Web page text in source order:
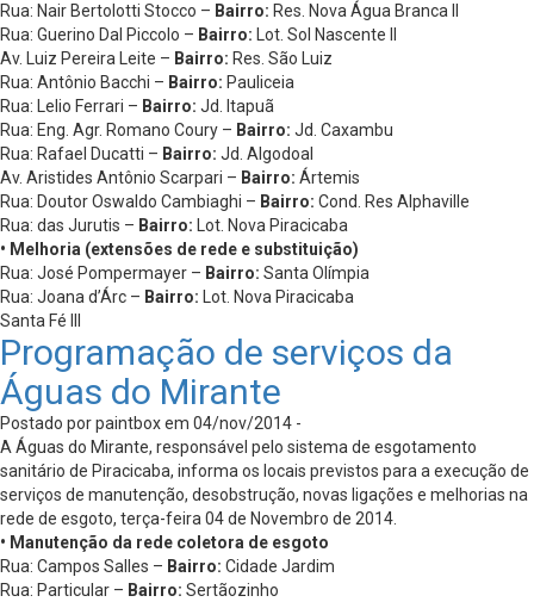
Rua: Nair Bertolotti Stocco – Bairro: Res. Nova Água Branca II
Rua: Guerino Dal Piccolo – Bairro: Lot. Sol Nascente II
Av. Luiz Pereira Leite – Bairro: Res. São Luiz
Rua: Antônio Bacchi – Bairro: Pauliceia
Rua: Lelio Ferrari – Bairro: Jd. Itapuã
Rua: Eng. Agr. Romano Coury – Bairro: Jd. Caxambu
Rua: Rafael Ducatti – Bairro: Jd. Algodoal
Av. Aristides Antônio Scarpari – Bairro: Ártemis
Rua: Doutor Oswaldo Cambiaghi – Bairro: Cond. Res Alphaville
Rua: das Jurutis – Bairro: Lot. Nova Piracicaba
• Melhoria (extensões de rede e substituição)
Rua: José Pompermayer – Bairro: Santa Olímpia
Rua: Joana d’Árc – Bairro: Lot. Nova Piracicaba
Santa Fé III
Programação de serviços da
Águas do Mirante
Postado por paintbox em 04/nov/2014 -
A Águas do Mirante, responsável pelo sistema de esgotamento
sanitário de Piracicaba, informa os locais previstos para a execução de
serviços de manutenção, desobstrução, novas ligações e melhorias na
rede de esgoto, terça-feira 04 de Novembro de 2014.
• Manutenção da rede coletora de esgoto
Rua: Campos Salles – Bairro: Cidade Jardim
Rua: Particular – Bairro: Sertãozinho